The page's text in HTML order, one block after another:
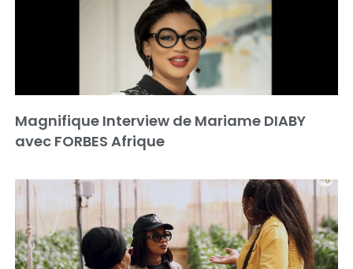
Magnifique Interview de Mariame DIABY
avec FORBES Afrique